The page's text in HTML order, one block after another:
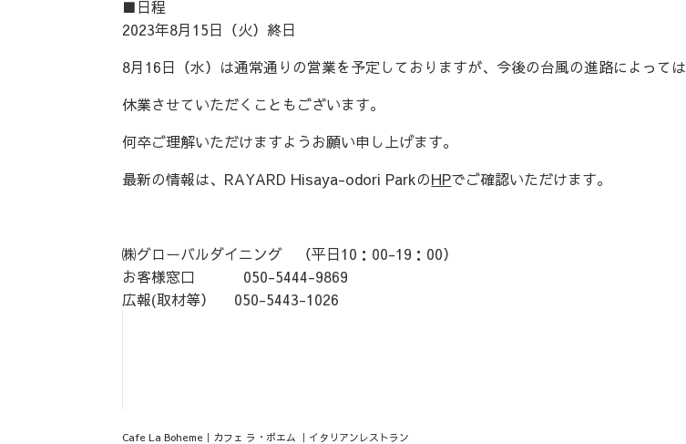
■日程
2023年8月15日（火）終日
8月16日（水）は通常通りの営業を予定しておりますが、今後の台風の進路によっては
休業させていただくこともございます。
何卒ご理解いただけますようお願い申し上げます。
最新の情報は、RAYARD Hisaya-odori ParkのHPでご確認いただけます。
㈱グローバルダイニング （平日10：00-19：00）
お客様窓口 050-5444-9869
広報(取材等） 050-5443-1026
Cafe La Boheme｜カフェ ラ・ボエム ｜イタリアンレストラン